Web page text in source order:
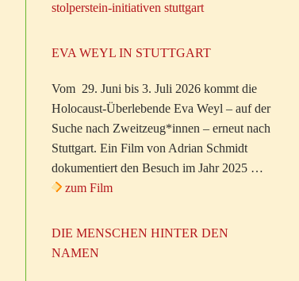
stolperstein-initiativen stuttgart
EVA WEYL IN STUTTGART
Vom 29. Juni bis 3. Juli 2026 kommt die
Holocaust-Überlebende Eva Weyl – auf der
Suche nach Zweitzeug*innen – erneut nach
Stuttgart. Ein Film von Adrian Schmidt
dokumentiert den Besuch im Jahr 2025 …
zum Film
DIE MENSCHEN HINTER DEN
NAMEN